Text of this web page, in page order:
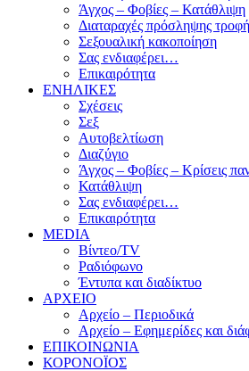
Άγχος – Φοβίες – Κατάθλιψη
Διαταραχές πρόσληψης
Σεξουαλική κακοποίηση
Σας ενδιαφέρει…
Επικαιρότητα
ΕΝΗΛΙΚΕΣ
Σχέσεις
Σεξ
Αυτοβελτίωση
Διαζύγιο
Άγχος – Φοβίες – Κρίσεις
Κατάθλιψη
Σας ενδιαφέρει…
Επικαιρότητα
MEDIA
Βίντεο/TV
Ραδιόφωνο
Έντυπα και διαδίκτυο
ΑΡΧΕΙΟ
Αρχείο – Περιοδικά
Αρχείο – Εφημερίδες και
ΕΠΙΚΟΙΝΩΝΙΑ
ΚΟΡΟΝΟΪΟΣ